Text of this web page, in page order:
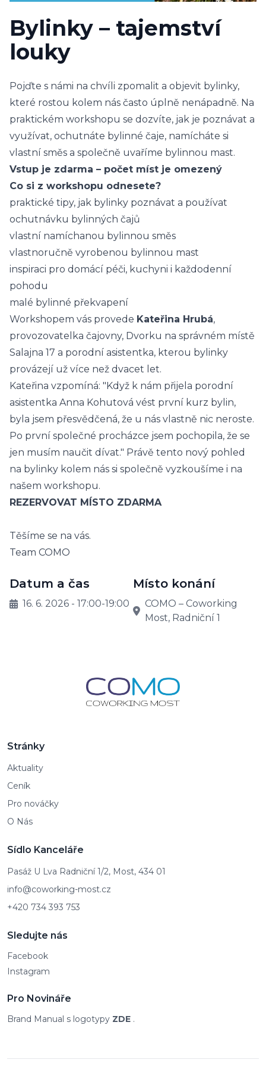
Bylinky – tajemství
louky
Pojďte s námi na chvíli zpomalit a objevit bylinky,
které rostou kolem nás často úplně nenápadně. Na
praktickém workshopu se dozvíte, jak je poznávat a
využívat, ochutnáte bylinné čaje, namícháte si
vlastní směs a společně uvaříme bylinnou mast.
Vstup je zdarma – počet míst je omezený
Co si z workshopu odnesete?
praktické tipy, jak bylinky poznávat a používat
ochutnávku bylinných čajů
vlastní namíchanou bylinnou směs
vlastnoručně vyrobenou bylinnou mast
inspiraci pro domácí péči, kuchyni i každodenní
pohodu
malé bylinné překvapení
Workshopem vás provede Kateřina Hrubá,
provozovatelka čajovny, Dvorku na správném místě
Salajna 17 a porodní asistentka, kterou bylinky
provázejí už více než dvacet let.
Kateřina vzpomíná: "Když k nám přijela porodní
asistentka Anna Kohutová vést první kurz bylin,
byla jsem přesvědčená, že u nás vlastně nic neroste.
Po první společné procházce jsem pochopila, že se
jen musím naučit dívat." Právě tento nový pohled
na bylinky kolem nás si společně vyzkoušíme i na
našem workshopu.
REZERVOVAT MÍSTO ZDARMA
Těšíme se na vás.
Team COMO
Datum a čas
16. 6. 2026 - 17:00-19:00
Místo konání
COMO – Coworking
Most, Radniční 1
Stránky
Aktuality
Ceník
Pro nováčky
O Nás
Sídlo Kanceláře
Pasáž U Lva Radniční 1/2, Most, 434 01
info@coworking-most.cz
+420 734 393 753
Sledujte nás
Facebook
Instagram
Pro Novináře
Brand Manual s logotypy ZDE .